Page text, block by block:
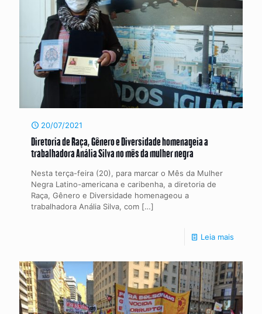
20/07/2021
Diretoria de Raça, Gênero e Diversidade homenageia a
trabalhadora Anália Silva no mês da mulher negra
Nesta terça-feira (20), para marcar o Mês da Mulher
Negra Latino-americana e caribenha, a diretoria de
Raça, Gênero e Diversidade homenageou a
trabalhadora Anália Silva, com […]
Leia mais